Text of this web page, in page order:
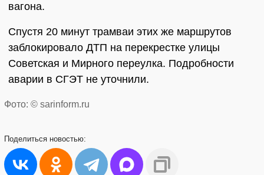
вагона.
Спустя 20 минут трамваи этих же маршрутов
заблокировало ДТП на перекрестке улицы
Советская и Мирного переулка. Подробности
аварии в СГЭТ не уточнили.
Фото: © sarinform.ru
Поделиться новостью: